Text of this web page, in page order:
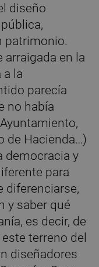
diseño
patrimonio.
arraigada en la
a la
parecía
no había
de Hacienda…)
democracia y
para
diferenciarse,
y saber qué
es decir, de
terreno del
diseñadores